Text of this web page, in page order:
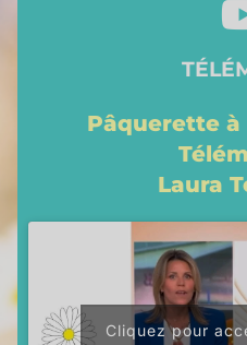
Pâquerette
Laura
Cliquez pour